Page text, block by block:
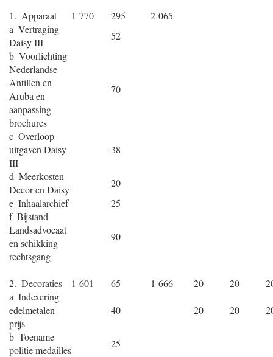
1. Apparaat 1 770 295
2 065
a Vertraging
Daisy III
52
b Voorlichting
Nederlandse
Antillen en
Aruba en
aanpassing
brochures
70
c Overloop
uitgaven Daisy
III
38
d Meerkosten
Decor en Daisy
20
e Inhaalarchief
25
f Bijstand
Landsadvocaat
en schikking
rechtsgang
90
2. Decoraties 1 601 65 1 666 20 20
a Indexering
edelmetalen
prijs
40 20 20
b Toename
politie medailles
25